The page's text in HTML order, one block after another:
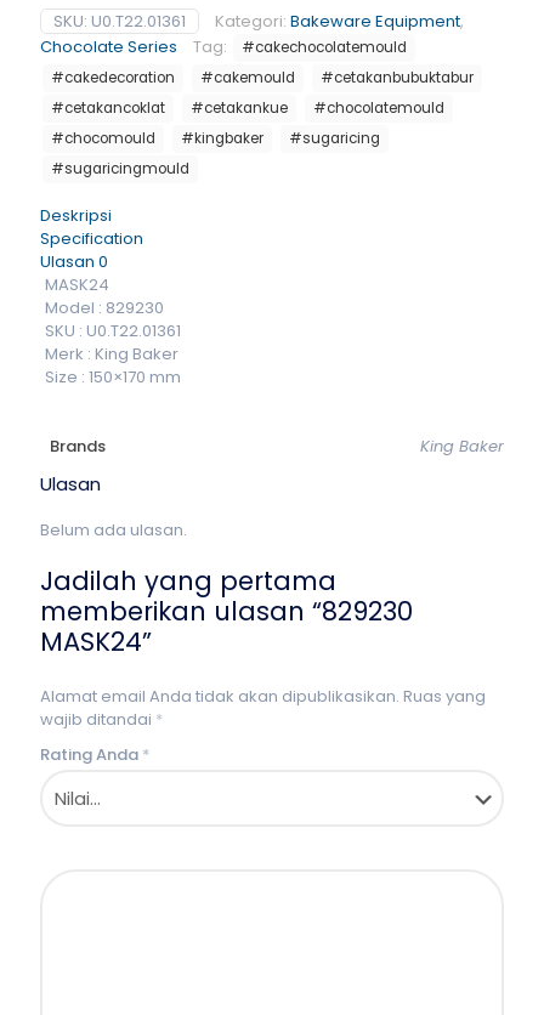
SKU: U0.T22.01361 Kategori: Bakeware Equipment,
Chocolate Series
Tag:
#cakechocolatemould
#cakedecoration
#cakemould
#cetakanbubuktabur
#cetakancoklat
#cetakankue
#chocolatemould
#chocomould
#kingbaker
#sugaricing
#sugaricingmould
Deskripsi
Specification
Ulasan 0
MASK24
Model : 829230
SKU : U0.T22.01361
Merk : King Baker
Size : 150×170 mm
Brands King Baker
Ulasan
Belum ada ulasan.
Jadilah yang pertama
memberikan ulasan “829230
MASK24”
Alamat email Anda tidak akan dipublikasikan. Ruas yang
wajib ditandai *
Rating Anda *